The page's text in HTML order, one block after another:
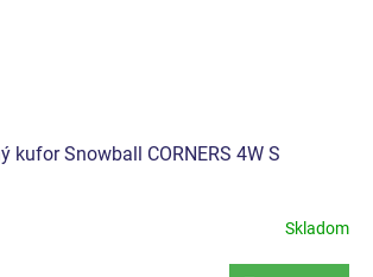
kufor Snowball CORNERS 4W S
Skladom